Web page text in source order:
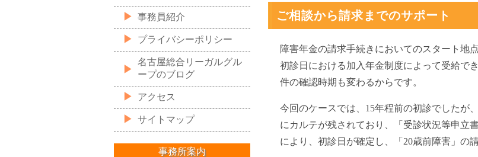
ご相談から請求までのサポート
障害年金の請求手続きにおいてのスタート地
初診日における加入年金制度によって受給で
件の確認時期も変わるからです。
今回のケースでは、15年程前の初診でしたが
にカルテが残されており、「受診状況等申立
により、初診日が確定し、「20歳前障害」の
事務員紹介
プライバシーポリシー
名古屋総合リーガルグル
ープのブログ
アクセス
サイトマップ
事務所案内